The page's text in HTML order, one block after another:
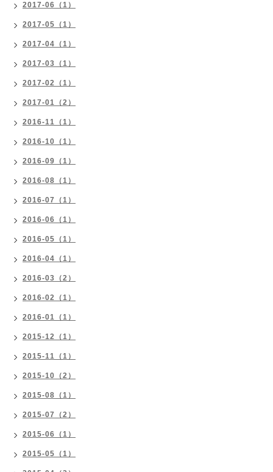
2017-06（1）
2017-05（1）
2017-04（1）
2017-03（1）
2017-02（1）
2017-01（2）
2016-11（1）
2016-10（1）
2016-09（1）
2016-08（1）
2016-07（1）
2016-06（1）
2016-05（1）
2016-04（1）
2016-03（2）
2016-02（1）
2016-01（1）
2015-12（1）
2015-11（1）
2015-10（2）
2015-08（1）
2015-07（2）
2015-06（1）
2015-05（1）